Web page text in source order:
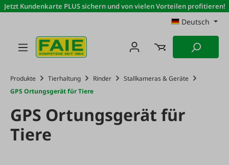
Zum Hauptinhalt springen
Jetzt Kundenkarte PLUS sichern und von vielen Vorteilen profitieren!
Deutsch
Produkte Tierhaltung Rinder
Stallkameras & Geräte
GPS Ortungsgerät für Tiere
GPS Ortungsgerät für
Tiere